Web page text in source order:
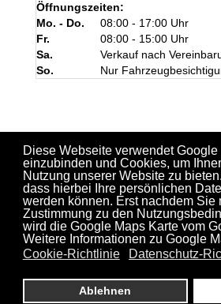
Diese Webseite verwendet
einzubinden und Cookies, um
Nutzung unserer Website zu
dass hierbei Ihre persönlichen
werden können. Erst nachdem Sie
Zustimmung zu den
wird die Google Maps Karte vom
Weitere Informationen zu Google
Cookie-Richtlinie
Datenschutz-
Ablehnen
Öffnungszeiten:
Mo. - Do.
08:00 - 17:00 Uhr
Fr.
08:00 - 15:00 Uhr
Sa.
Verkauf nach
So.
Nur